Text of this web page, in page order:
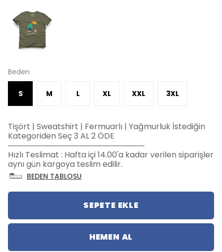
Beden
S M L XL XXL 3XL
Tişört | Sweatshirt | Fermuarlı | Yağmurluk İstediğin
Kategoriden Seç 3 AL 2 ÖDE
─────────────────────────
Hızlı Teslimat : Hafta içi 14.00'a kadar verilen siparişler
aynı gün kargoya teslim edilir.
BEDEN TABLOSU
SEPETE EKLE
HEMEN AL